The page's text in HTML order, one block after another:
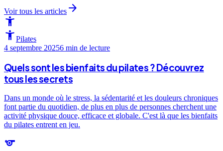
Voir tous les articles arrow_forward
accessibility_new
accessibility_newPilates
4 septembre 20256 min de lecture
Quels sont les bienfaits du pilates ? Découvrez
tous les secrets
Dans un monde où le stress, la sédentarité et les douleurs chroniques
font partie du quotidien, de plus en plus de personnes cherchent une
activité physique douce, efficace et globale. C'est là que les bienfaits
du pilates entrent en jeu.
sports